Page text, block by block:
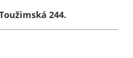
244.
aktivovány.